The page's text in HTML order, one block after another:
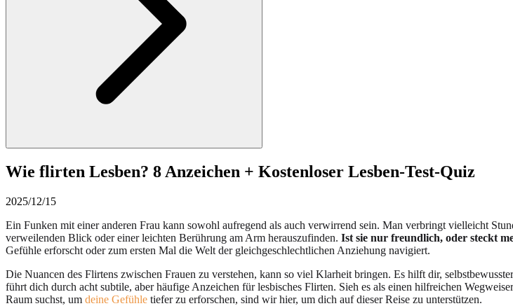
Wie flirten Lesben? 8 Anzeichen + Kostenloser Lesben-Test-Quiz
2025/12/15
Ein Funken mit einer anderen Frau kann sowohl aufregend als auch verwirrend sein. Man verbringt vielleicht
verweilenden Blick oder einer leichten Berührung am Arm herauszufinden. Ist sie nur freundlich, oder steckt
Gefühle erforscht oder zum ersten Mal die Welt der gleichgeschlechtlichen Anziehung navigiert.
Die Nuancen des Flirtens zwischen Frauen zu verstehen, kann so viel Klarheit bringen. Es hilft dir,
führt dich durch acht subtile, aber häufige Anzeichen für lesbisches Flirten. Sieh es als einen hilfreichen
Raum suchst, um deine Gefühle tiefer zu erforschen, sind wir hier, um dich auf dieser Reise zu unterstützen.